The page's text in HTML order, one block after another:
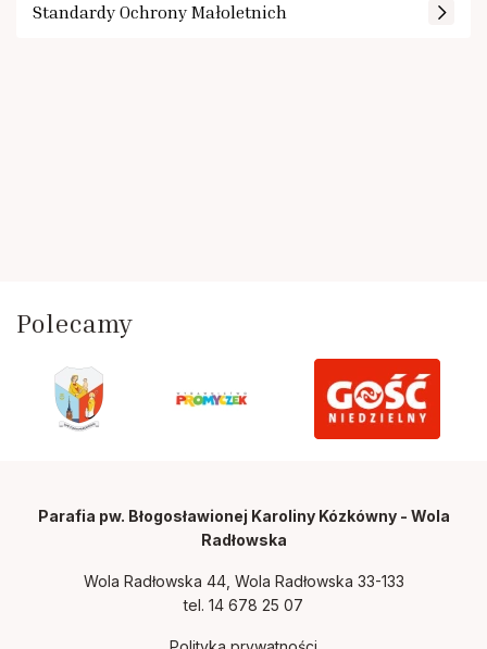
Standardy Ochrony Małoletnich
Polecamy
Parafia pw. Błogosławionej Karoliny Kózkówny - Wola
Radłowska
Wola Radłowska 44, Wola Radłowska 33-133
tel. 14 678 25 07